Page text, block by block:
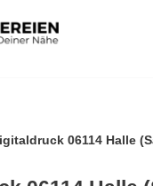
06114 Halle